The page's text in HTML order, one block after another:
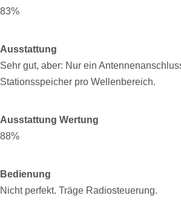
83%
Ausstattung
Sehr gut, aber: Nur ein
Stationsspeicher pro Wellenbereich.
Ausstattung Wertung
88%
Bedienung
Nicht perfekt. Träge Radiosteuerung.